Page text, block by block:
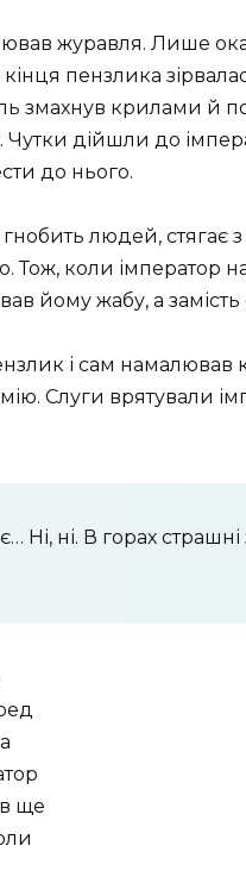
журавля. Лише ока
пензлика
змахнув крилами й
дійшли до
до нього.
людей, стягає
Тож, коли імператор
йому жабу, а
і сам намалював
Слуги врятували
Ні, ні. В горах
ще